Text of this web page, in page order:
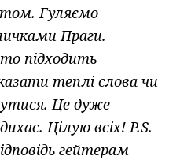
Гуляємо
Праги.
підходить
теплі слова чи
Це дуже
Цілую всіх! P.S.
гейтерам